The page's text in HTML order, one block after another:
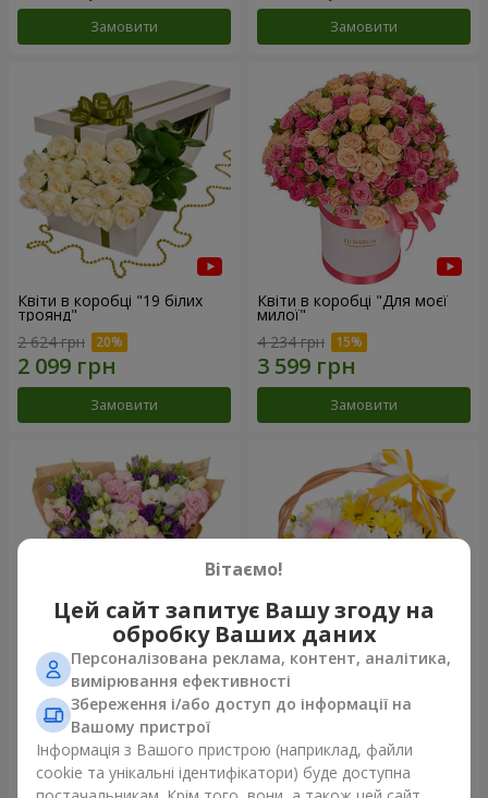
Замовити Замовити
Квіти в коробці "19 білих
троянд"
2 624 грн
Замовити
Квіти в коробці "Для моєї
милої"
4 234 грн
Замовити
15 різнокольорових еустом
3 332 грн
Замовити
Кошик "Сонечко"
Замовити
Вітаємо!
Цей сайт запитує Вашу згоду на
обробку Ваших даних
Персоналізована реклама, контент, аналітика,
вимірювання ефективності
Збереження і/або доступ до інформації на
Вашому пристрої
Інформація з Вашого пристрою (наприклад, файли
cookie та унікальні ідентифікатори) буде доступна